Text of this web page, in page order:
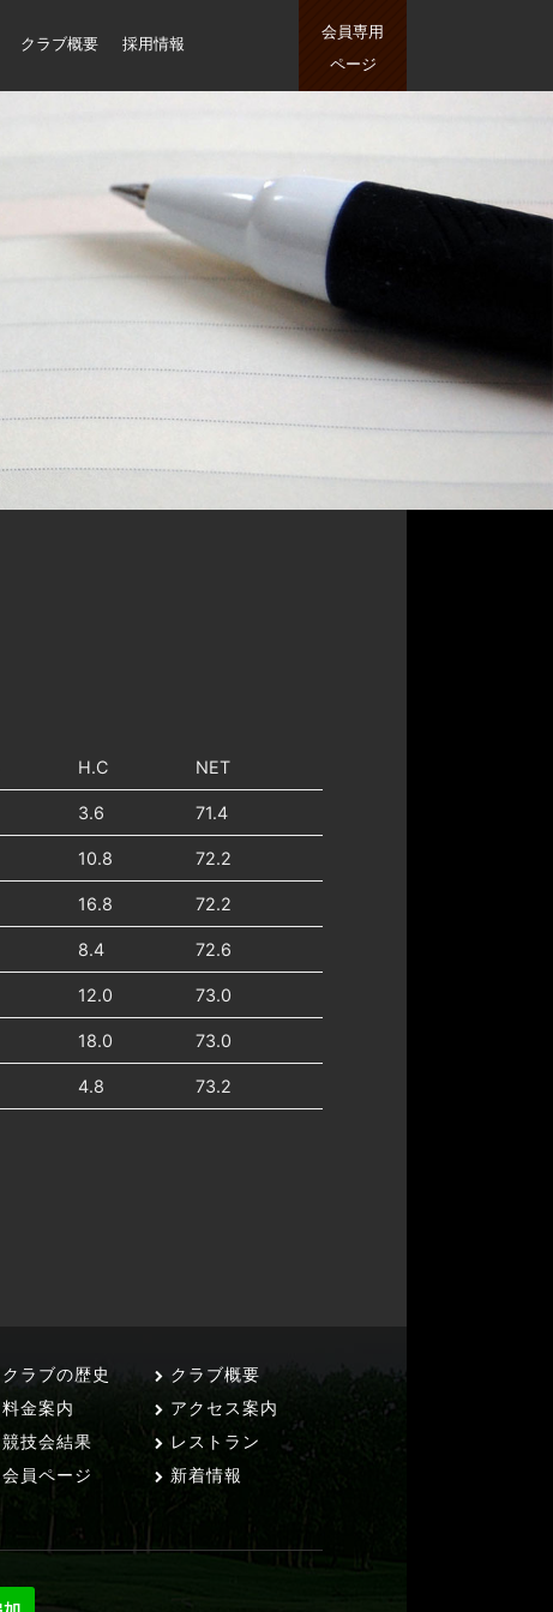
クラブ概要 採用情報
会員専用
ページ
H.C NET
3.6 71.4
10.8 72.2
16.8 72.2
8.4 72.6
12.0 73.0
18.0 73.0
4.8 73.2
クラブの歴史
料金案内
競技会結果
会員ページ
クラブ概要
アクセス案内
レストラン
新着情報